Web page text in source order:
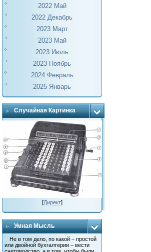
2022 Май
2022 Декабрь
2023 Март
2023 Май
2023 Июль
2023 Ноябрь
2024 Февраль
2025 Январь
Случайная Картинка
[Директ]
Умная Мысль
Не в том дело, по какой – простой
или двойной бухгалтерии – вести